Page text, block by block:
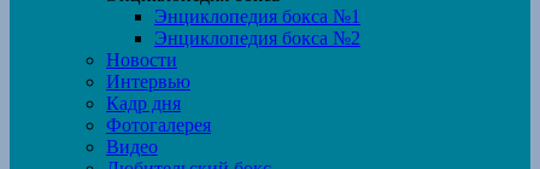
Энциклопедия бокса №1
Энциклопедия бокса №2
Новости
Интервью
Кадр дня
Фотогалерея
Видео